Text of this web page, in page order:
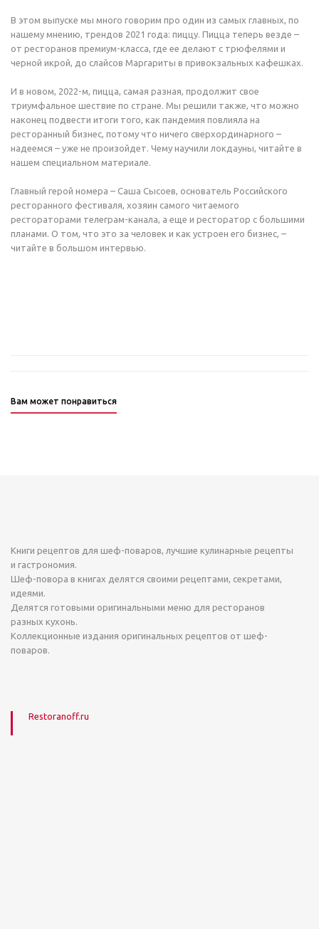
Кто есть кто
Новинки
Технологии
Как выбирать
Федеральный партнерский
бизнес-проект G10
Продукты и ингредиенты
В этом выпуске мы много говорим про один из самых главных, по
нашему мнению, трендов 2021 года: пиццу. Пицца теперь везде –
от ресторанов премиум-класса, где ее делают с трюфелями и
черной икрой, до слайсов Маргариты в привокзальных кафешках.
И в новом, 2022-м, пицца, самая разная, продолжит свое
триумфальное шествие по стране. Мы решили также, что можно
наконец подвести итоги того, как пандемия повлияла на
ресторанный бизнес, потому что ничего сверхординарного –
надеемся – уже не произойдет. Чему научили локдауны, читайте в
нашем специальном материале.
Главный герой номера – Саша Сысоев, основатель Российского
ресторанного фестиваля, хозяин самого читаемого
рестораторами телеграм-канала, а еще и ресторатор с большими
планами. О том, что это за человек и как устроен его бизнес, –
читайте в большом интервью.
Вам может понравиться
Книги рецептов для шеф-поваров, лучшие кулинарные рецепты
и гастрономия.
Шеф-повора в книгах делятся своими рецептами, секретами,
идеями.
Делятся готовыми оригинальными меню для ресторанов
разных кухонь.
Коллекционные издания оригинальных рецептов от шеф-
поваров.
Restoranoff.ru